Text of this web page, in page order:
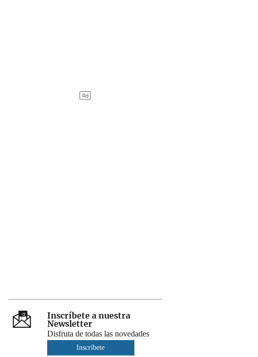
Inscríbete a nuestra
Newsletter
Disfruta de todas las novedades
Inscríbete